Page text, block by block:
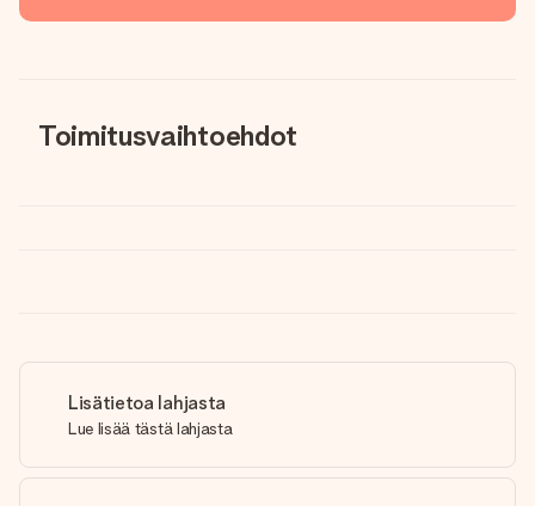
Toimitusvaihtoehdot
Lisätietoa lahjasta
Lue lisää tästä lahjasta